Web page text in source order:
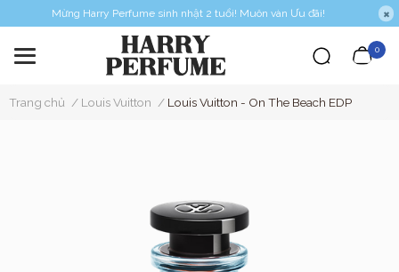
Mừng Harry Perfume sinh nhật 2 tuổi! Muôn vàn Ưu đãi!
0
Trang chủ / Louis Vuitton / Louis Vuitton - On The Beach EDP